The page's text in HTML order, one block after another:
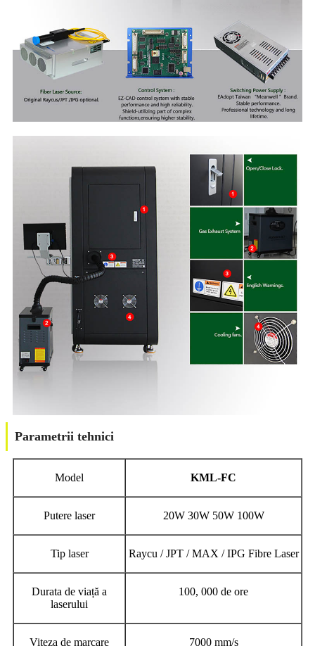
Parametrii tehnici
Model KML-FC
Putere laser 20W 30W 50W 100W
Tip laser Raycu / JPT / MAX / IPG Fibre Laser
Durata de viață a
laserului
100, 000 de ore
Viteza de marcare 7000 mm/s